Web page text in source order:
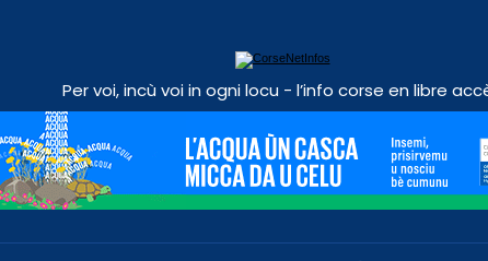
Per voi, incù voi in ogni locu - l’info corse en libre